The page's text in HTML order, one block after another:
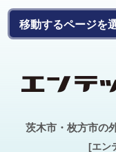
茨木市・枚方市の
[エン